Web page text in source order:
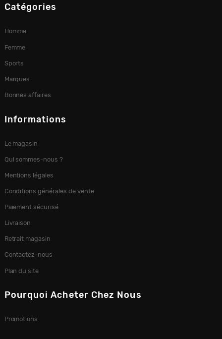
Catégories
Homme
Femme
Sports
Marques
Bonnes affaires
Informations
Le magasin
Qui sommes-nous ?
Mentions légales
Conditions générales de vente
Paiement sécurisé
Livraison
Retrait magasin
Contactez-nous
Plan du site
Pourquoi Acheter Chez Nous
Promotions